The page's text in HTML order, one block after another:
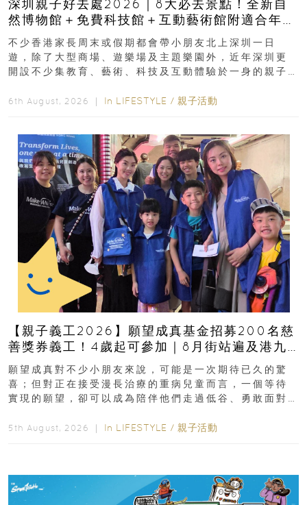
深圳親子好去處2026｜8大必去景點！全新自
然博物館＋免費科技館＋互動藝術館附適合年
齡、交通、門票、開放時間
不少香港家長周末或假期都會帶小朋友北上深圳一日
遊，除了大型商場、遊樂場及主題樂園外，近年深圳更
開設不少集教育、藝術、科技及互動體驗於一身的親子
6th August, 2026 ｜ In LIFESTYLE / 親子活動
【親子義工2026】願望成真基金招募200名慈
善獎券義工！4歲起可參加｜8月街站遍及港九
新界
願望成真對不少小朋友來說，可能是一次期待已久的驚
喜；但對正在接受漫長治療的重病兒童而言，一個等待
實現的願望，卻可以成為陪伴他們走過低谷、勇敢面對
5th August, 2026 ｜ In LIFESTYLE / 親子活動